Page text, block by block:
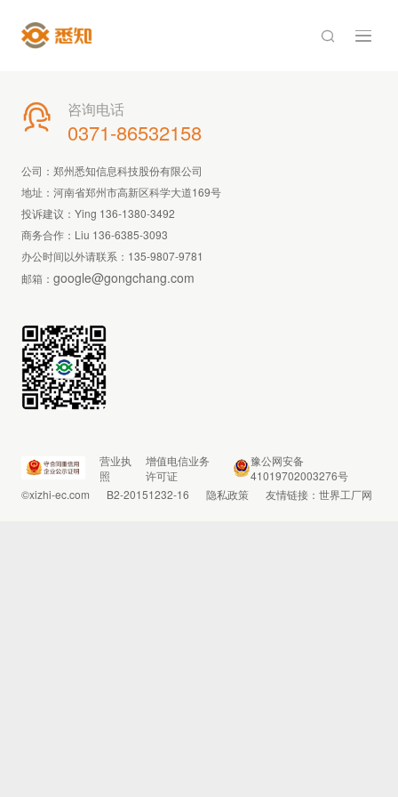

 咨询电话
0371-86532158
公司：郑州悉知信息科技股份有限公司
地址：河南省郑州市高新区科学大道169号
投诉建议：Ying 136-1380-3492
商务合作：Liu 136-6385-3093
办公时间以外请联系： 135-9807-9781
邮箱： google@gongchang.com
营业执
照
增值电信业务
许可证
豫公网安备
41019702003276号
©xizhi-ec.com
B2-20151232-16 隐私政策 友情链接： 世界工厂网